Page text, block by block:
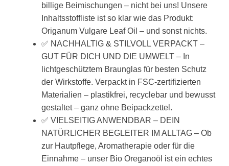
billige Beimischungen – nicht bei uns! Unsere
Inhaltsstoffliste ist so klar wie das Produkt:
Origanum Vulgare Leaf Oil – und sonst nichts.
✅ NACHHALTIG & STILVOLL VERPACKT –
GUT FÜR DICH UND DIE UMWELT – In
lichtgeschütztem Braunglas für besten Schutz
der Wirkstoffe. Verpackt in FSC-zertifizierten
Materialien – plastikfrei, recyclebar und bewusst
gestaltet – ganz ohne Beipackzettel.
✅ VIELSEITIG ANWENDBAR – DEIN
NATÜRLICHER BEGLEITER IM ALLTAG – Ob
zur Hautpflege, Aromatherapie oder für die
Einnahme – unser Bio Oreganoöl ist ein echtes